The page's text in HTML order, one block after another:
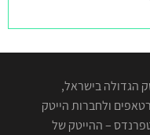
הגדולה בישראל,
ולחברות הייטק
– ההייטק של